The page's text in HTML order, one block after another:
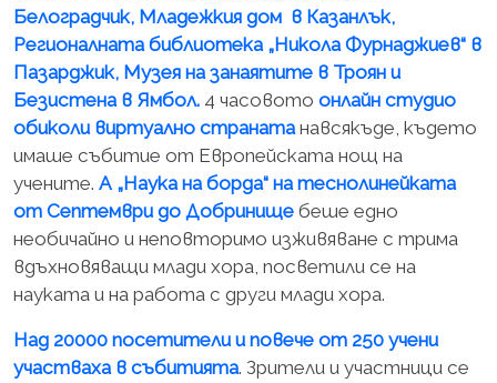
Белоградчик, Младежкия дом в Казанлък,
Регионалната библиотека „Никола Фурнаджиев“ в
Пазарджик, Музея на занаятите в Троян и
Безистена в Ямбол. 4 часовото онлайн студио
обиколи виртуално странатанавсякъде, където
имаше събитие от Европейската нощ на
учените. А „Наука на борда“ на теснолинейката
от Септември до Добринище беше едно
необичайно и неповторимо изживяване с трима
вдъхновяващи млади хора, посветили се на
науката и на работа с други млади хора.
Над 20000 посетители и повече от 250 учени
участваха в събитията. Зрители и участници се